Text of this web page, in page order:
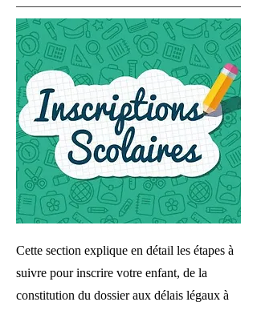
Cette section explique en détail les étapes à
suivre pour inscrire votre enfant, de la
constitution du dossier aux délais légaux à